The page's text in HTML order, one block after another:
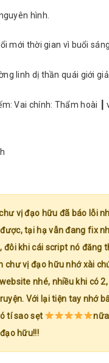
hình.
mới thời gian vì buổi
linh dị thần quái giới
Vai chính: Thẩm hoài ┃
vị đạo hữu đã báo lỗi
tại hạ vẫn đang fix
đôi khi cái script nó đăng
chư vị đạo hữu nhớ xài
nhé, nhiều khi có
Với lại tiện tay nhớ
tí sao sẹt
hữu!!!